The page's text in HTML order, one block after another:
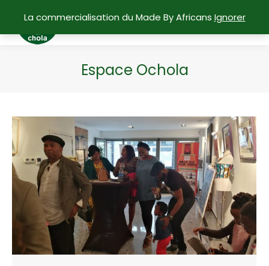
Espace Ochola
La commercialisation du Made By Africans Ignorer